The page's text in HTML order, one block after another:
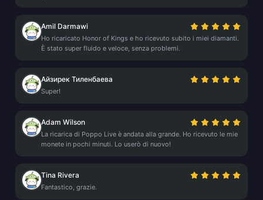
Amil Darmawi
Ho ricaricato Honor of Kings e ho ricevuto subito i miei diamanti.
È stato super fluido e veloce, senza problemi.
Айзирек Тиленбаева
Super!
Adam Wilson
La ricarica di Poppo Live è andata alla grande. Ho ricevuto le mie
monete in pochi minuti. Lo userò di nuovo!
Tina Rivera
Fantastico, grazie.